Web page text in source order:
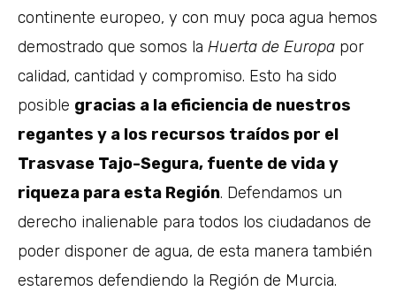
continente europeo, y con muy poca agua hemos
demostrado que somos la Huerta de Europa por
calidad, cantidad y compromiso. Esto ha sido
posible gracias a la eficiencia de nuestros
regantes y a los recursos traídos por el
Trasvase Tajo-Segura, fuente de vida y
riqueza para esta Región. Defendamos un
derecho inalienable para todos los ciudadanos de
poder disponer de agua, de esta manera también
estaremos defendiendo la Región de Murcia.